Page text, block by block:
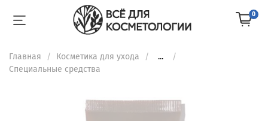
0
Главная Косметика для ухода
...
Специальные средства